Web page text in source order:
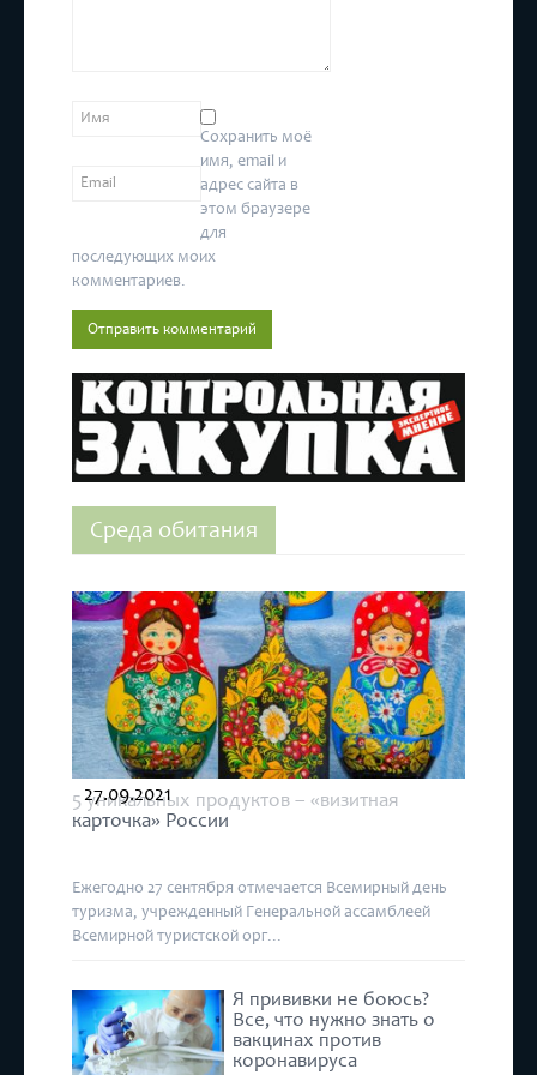
Сохранить моё
имя, email и
адрес сайта в
этом браузере
для
последующих моих
комментариев.
Среда обитания
5 уникальных продуктов – «визитная
карточка» России
27.09.2021
Ежегодно 27 сентября отмечается Всемирный день
туризма, учрежденный Генеральной ассамблеей
Всемирной туристской орг...
Я прививки не боюсь?
Все, что нужно знать о
вакцинах против
коронавируса